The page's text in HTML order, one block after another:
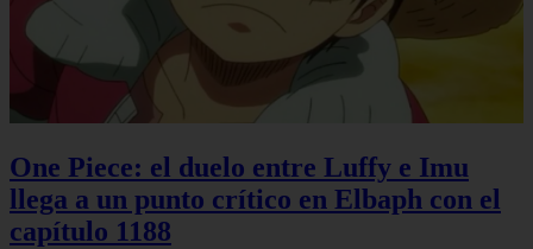
One Piece: el duelo entre Luffy e Imu
llega a un punto crítico en Elbaph con el
capítulo 1188